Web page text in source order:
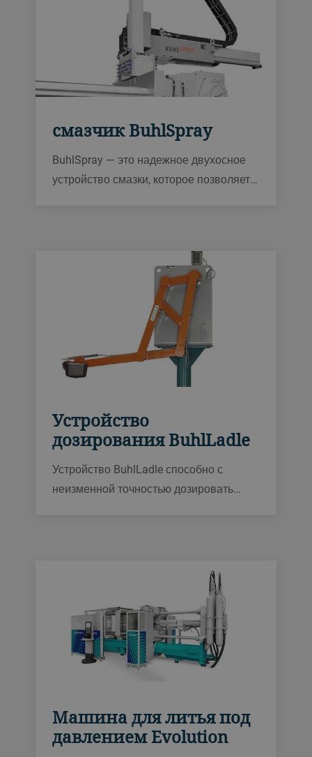
смазчик BuhlSpray
BuhlSpray — это надежное двухосное
устройство смазки, которое позволяет
управления Carat, Evolution и Fusion,
что упрощает его эксплуатацию.
Устройство
дозирования BuhlLadle
Устройство BuhlLadle способно с
неизменной точностью дозировать
производства, полностью интегрирован
в систему управления литейных машин
серии Evolution, Fusion или Carat для
простой, точной и безопасной работы.
Машина для литья под
давлением Evolution